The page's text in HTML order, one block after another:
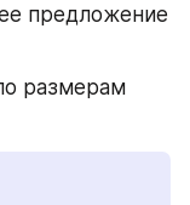
предложение
размерам